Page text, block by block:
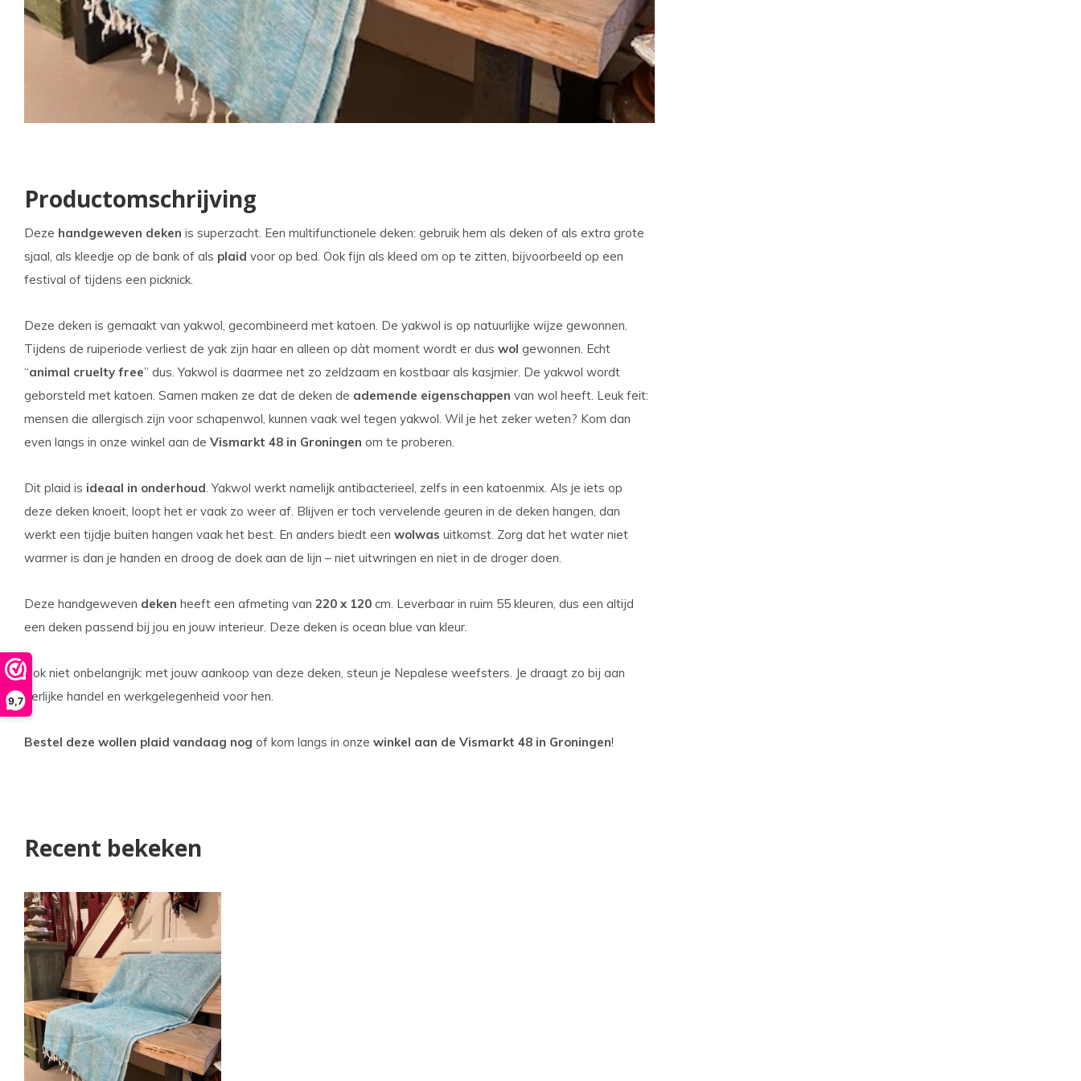
9,7
kunt
u
touch-
en
swipetekens
Productomschrijving
Deze handgeweven deken is superzacht. Een multifunctionele deken: gebruik hem als deken of als extra grote
sjaal, als kleedje op de bank of als plaid voor op bed. Ook fijn als kleed om op te zitten, bijvoorbeeld op een
festival of tijdens een picknick.
Deze deken is gemaakt van yakwol, gecombineerd met katoen. De yakwol is op natuurlijke wijze gewonnen.
Tijdens de ruiperiode verliest de yak zijn haar en alleen op dàt moment wordt er dus wol gewonnen. Echt
“animal cruelty free” dus. Yakwol is daarmee net zo zeldzaam en kostbaar als kasjmier. De yakwol wordt
geborsteld met katoen. Samen maken ze dat de deken de ademende eigenschappen van wol heeft. Leuk feit:
mensen die allergisch zijn voor schapenwol, kunnen vaak wel tegen yakwol. Wil je het zeker weten? Kom dan
even langs in onze winkel aan de Vismarkt 48 in Groningen om te proberen.
Dit plaid is ideaal in onderhoud. Yakwol werkt namelijk antibacterieel, zelfs in een katoenmix. Als je iets op
deze deken knoeit, loopt het er vaak zo weer af. Blijven er toch vervelende geuren in de deken hangen, dan
werkt een tijdje buiten hangen vaak het best. En anders biedt een wolwas uitkomst. Zorg dat het water niet
warmer is dan je handen en droog de doek aan de lijn – niet uitwringen en niet in de droger doen.
Deze handgeweven deken heeft een afmeting van 220 x 120 cm. Leverbaar in ruim 55 kleuren, dus een altijd
een deken passend bij jou en jouw interieur. Deze deken is ocean blue van kleur.
Ook niet onbelangrijk: met jouw aankoop van deze deken, steun je Nepalese weefsters. Je draagt zo bij aan
eerlijke handel en werkgelegenheid voor hen.
Bestel deze wollen plaid vandaag nog of kom langs in onze winkel aan de Vismarkt 48 in Groningen!
Recent bekeken